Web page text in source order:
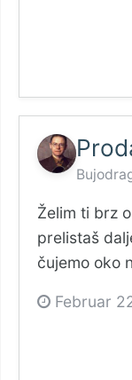
Želim ti brz
prelistaš
čujemo oko
Februar